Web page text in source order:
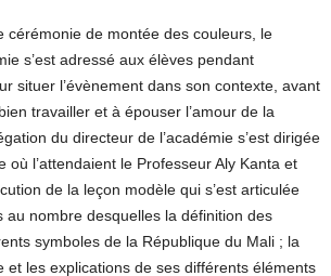
cérémonie de montée des couleurs, le
s’est adressé aux élèves pendant
situer l’évènement dans son contexte, avant
travailler et à épouser l’amour de la
du directeur de l’académie s’est dirigée
où l’attendaient le Professeur Aly Kanta et
de la leçon modèle qui s’est articulée
au nombre desquelles la définition des
symboles de la République du Mali ; la
et les explications de ses différents éléments